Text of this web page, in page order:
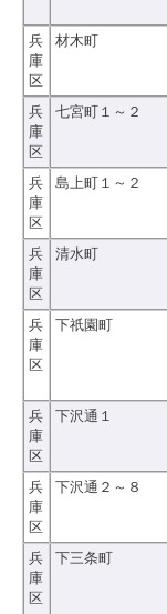
兵
庫
区
材木町
兵
庫
区
七宮町１～２
兵
庫
区
島上町１～２
兵
庫
区
清水町
兵
庫
区
下祇園町
兵
庫
区
下沢通１
兵
庫
区
下沢通２～８
兵
庫
区
下三条町